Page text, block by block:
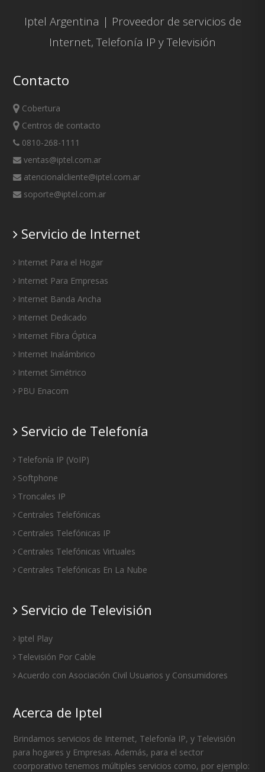
Iptel Argentina | Proveedor de servicios de
Internet,Telefonía IP yTelevisión
Contacto
Cobertura
Centros de contacto
0810-268-1111
ventas@iptel.com.ar
atencionalcliente@iptel.com.ar
soporte@iptel.com.ar
Servicio de Internet
Internet Para el Hogar
Internet Para Empresas
Internet Banda Ancha
Internet Dedicado
Internet Fibra Óptica
Internet Inalámbrico
Internet Simétrico
PBU Enacom
Servicio de Telefonía
Telefonía IP (VoIP)
Softphone
Troncales IP
Centrales Telefónicas
Centrales Telefónicas IP
Centrales Telefónicas Virtuales
Centrales Telefónicas En La Nube
Servicio de Televisión
Iptel Play
Televisión Por Cable
Acuerdo con Asociación Civil Usuarios y Consumidores
Acerca de Iptel
Brindamos servicios de Internet, Telefonía IP, y Televisión
para hogares y Empresas. Además, para el sector
coorporativo tenemos múltiples servicios como, por ejemplo: